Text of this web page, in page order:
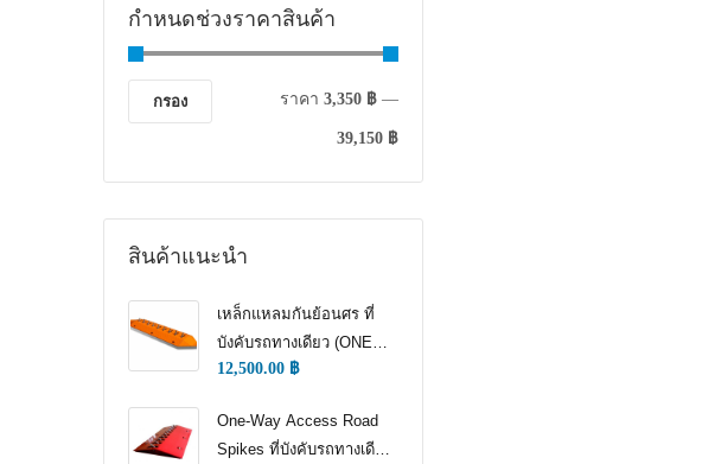
กำหนดช่วงราคาสินค้า
กรอง ราคา 3,350 ฿ —
39,150 ฿
สินค้าแนะนำ
เหล็กแหลมกันย้อนศร ที่
บังคับรถทางเดียว (ONE
WAY TRAFFIC
12,500.00 ฿
One-Way Access Road
Spikes ที่บังคับรถทางเดียว